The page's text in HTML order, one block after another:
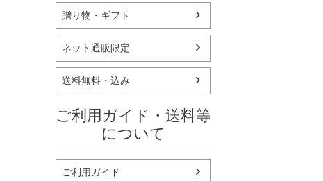
贈り物・ギフト
ネット通販限定
送料無料・込み
ご利用ガイド・送料等
について
ご利用ガイド